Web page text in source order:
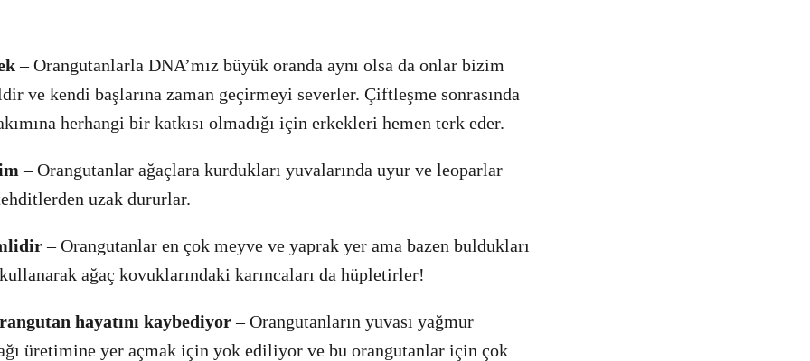
– Orangutanlarla DNA’mız büyük oranda aynı olsa da onlar bizim
ve kendi başlarına zaman geçirmeyi severler. Çiftleşme sonrasında
herhangi bir katkısı olmadığı için erkekleri hemen terk eder.
– Orangutanlar ağaçlara kurdukları yuvalarında uyur ve leoparlar
uzak dururlar.
– Orangutanlar en çok meyve ve yaprak yer ama bazen buldukları
ağaç kovuklarındaki karıncaları da hüpletirler!
hayatını kaybediyor– Orangutanların yuvası yağmur
üretimine yer açmak için yok ediliyor ve bu orangutanlar için çok